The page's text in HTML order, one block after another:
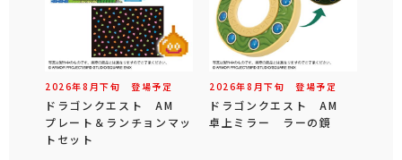
2026年8 月下旬 登場予定
ドラゴンクエスト AM
プレート＆ランチョンマッ
トセット
2026年8 月下旬 登場予定
ドラゴンクエスト AM
卓上ミラー ラーの鏡